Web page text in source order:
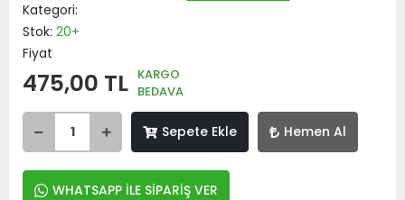
Kategori:
Stok: 20+
Fiyat
475,00 TL KARGO
BEDAVA
Sepete Ekle Hemen Al
WHATSAPP İLE SİPARİŞ VER